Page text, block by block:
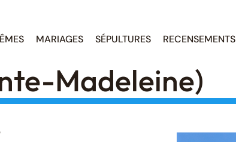
MARIAGES SÉPULTURES RECENSEMENTS
Madeleine)